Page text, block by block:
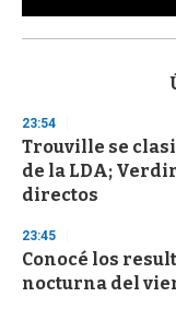
s
d
s
o
f
3
s
e
c
o
23:54
Trouville se
de la LDA;
directos
23:45
Conocé los
nocturna del